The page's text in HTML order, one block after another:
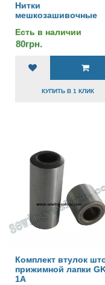
Нитки
мешкозашивочные
Есть в наличии
80грн.
КУПИТЬ В 1 КЛИК
Комплект втулок
прижимной лапки
1A